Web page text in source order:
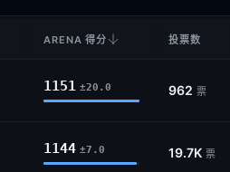
ARENA 得分 投票数
1151 ±20.0 962 票
1144 ±7.0 19.7K 票